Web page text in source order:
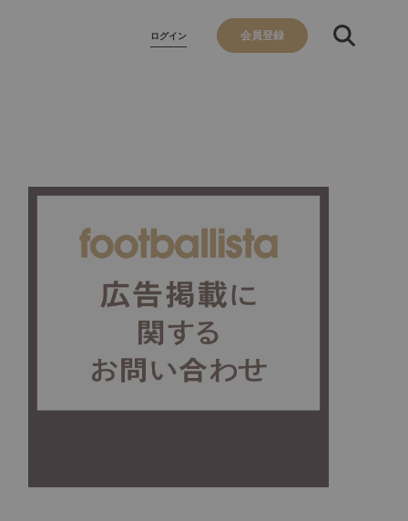
ログイン 会員登録